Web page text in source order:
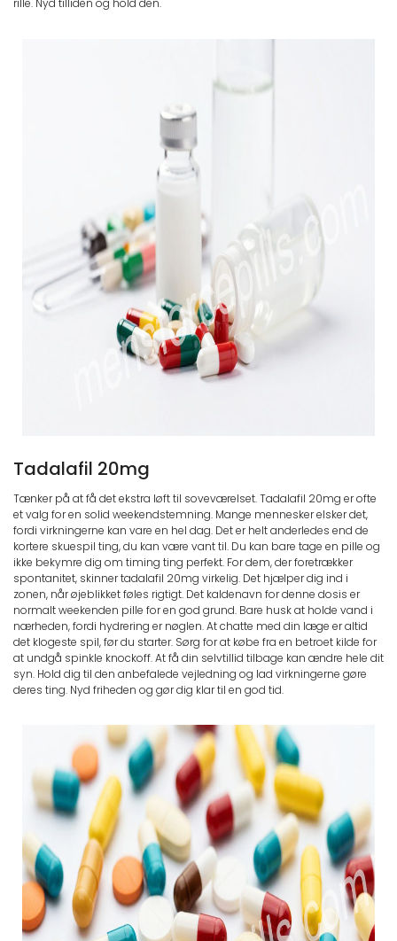
rille. Nyd tilliden og hold den.
Tadalafil 20mg
Tænker på at få det ekstra løft til soveværelset. Tadalafil 20mg er ofte
et valg for en solid weekendstemning. Mange mennesker elsker det,
fordi virkningerne kan vare en hel dag. Det er helt anderledes end de
kortere skuespil ting, du kan være vant til. Du kan bare tage en pille og
ikke bekymre dig om timing ting perfekt. For dem, der foretrækker
spontanitet, skinner tadalafil 20mg virkelig. Det hjælper dig ind i
zonen, når øjeblikket føles rigtigt. Det kaldenavn for denne dosis er
normalt weekenden pille for en god grund. Bare husk at holde vand i
nærheden, fordi hydrering er nøglen. At chatte med din læge er altid
det klogeste spil, før du starter. Sørg for at købe fra en betroet kilde for
at undgå spinkle knockoff. At få din selvtillid tilbage kan ændre hele dit
syn. Hold dig til den anbefalede vejledning og lad virkningerne gøre
deres ting. Nyd friheden og gør dig klar til en god tid.